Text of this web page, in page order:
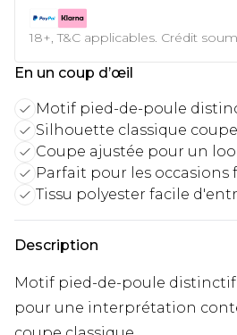
18+, T&C applicables. Crédit
En un coup d’œil
Motif pied-de-poule
Silhouette classique
Coupe ajustée pour un
Parfait pour les occasions
Tissu polyester facile
Description
Motif pied-de-poule
pour une interprétation